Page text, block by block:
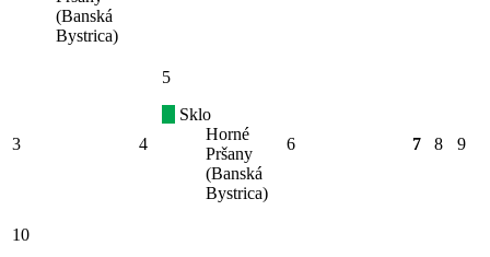
(Banská
Bystrica)
3 4
5
Sklo
Horné
Pršany
(Banská
Bystrica)
6 7 8 9
10